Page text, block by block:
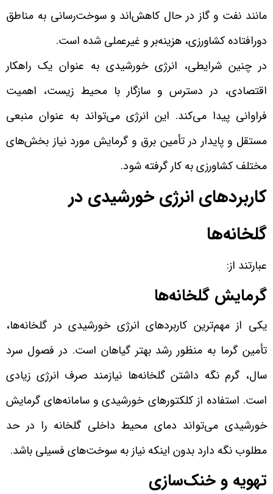
مانند نفت و گاز در حال کاهش‌اند و سوخت‌رسانی به مناطق
دورافتاده کشاورزی، هزینه‌بر و غیرعملی شده است.
در چنین شرایطی، انرژی خورشیدی به عنوان یک راهکار
اقتصادی، در دسترس و سازگار با محیط زیست، اهمیت
فراوانی پیدا می‌کند. این انرژی می‌تواند به عنوان منبعی
مستقل و پایدار در تأمین برق و گرمایش مورد نیاز بخش‌های
مختلف کشاورزی به کار گرفته شود.
کاربردهای انرژی خورشیدی در
گلخانه‌ها
عبارتند از:
گرمایش گلخانه‌ها
یکی از مهم‌ترین کاربردهای انرژی خورشیدی در گلخانه‌ها،
تأمین گرما به منظور رشد بهتر گیاهان است. در فصول سرد
سال، گرم نگه داشتن گلخانه‌ها نیازمند صرف انرژی زیادی
است. استفاده از کلکتورهای خورشیدی و سامانه‌های گرمایش
خورشیدی می‌تواند دمای محیط داخلی گلخانه را در حد
مطلوب نگه دارد بدون اینکه نیاز به سوخت‌های فسیلی باشد.
تهویه و خنک‌سازی